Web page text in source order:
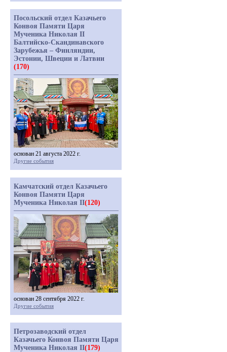
Посольский отдел Казачьего
Конвоя Памяти Царя
Мученика Николая II
Балтийско-Скандинавского
Зарубежья – Финляндии,
Эстонии, Швеции и Латвии
(170)
основан 21 августа 2022 г.
Другие события
Камчатский отдел Казачьего
Конвоя Памяти Царя
Мученика Николая II(120)
основан 28 сентября 2022 г.
Другие события
Петрозаводский отдел
Казачьего Конвоя Памяти Царя
Мученика Николая II(179)